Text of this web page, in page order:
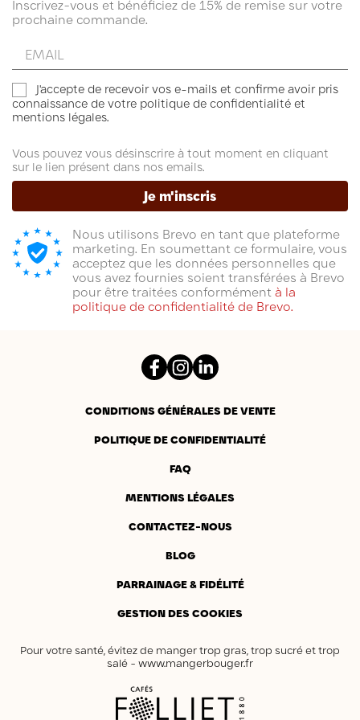
Inscrivez-vous et bénéficiez de 15% de remise sur votre
prochaine commande.
Entrez
votre
email
J'accepte de recevoir vos e-mails et confirme avoir pris
connaissance de votre politique de confidentialité et
mentions légales.
Vous pouvez vous désinscrire à tout moment en cliquant
sur le lien présent dans nos emails.
Je m'inscris
Nous utilisons Brevo en tant que plateforme
marketing. En soumettant ce formulaire, vous
acceptez que les données personnelles que
vous avez fournies soient transférées à Brevo
pour être traitées conformément à la
politique de confidentialité de Brevo.
CONDITIONS GÉNÉRALES DE VENTE
POLITIQUE DE CONFIDENTIALITÉ
FAQ
MENTIONS LÉGALES
CONTACTEZ-NOUS
BLOG
PARRAINAGE & FIDÉLITÉ
GESTION DES COOKIES
Facebook
Instagram
LinkedIn
Pour votre santé, évitez de manger trop gras, trop sucré et trop
salé - www.mangerbouger.fr